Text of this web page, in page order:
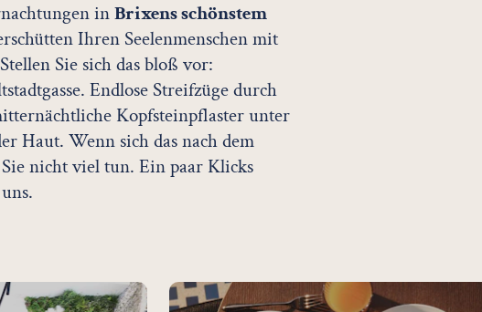
inBrixens schönstem
Ihren Seelenmenschen mit
Sie sich das bloß vor:
Endlose Streifzüge durch
Kopfsteinpflaster unter
Haut. Wenn sich das nach dem
nicht viel tun. Ein paar Klicks